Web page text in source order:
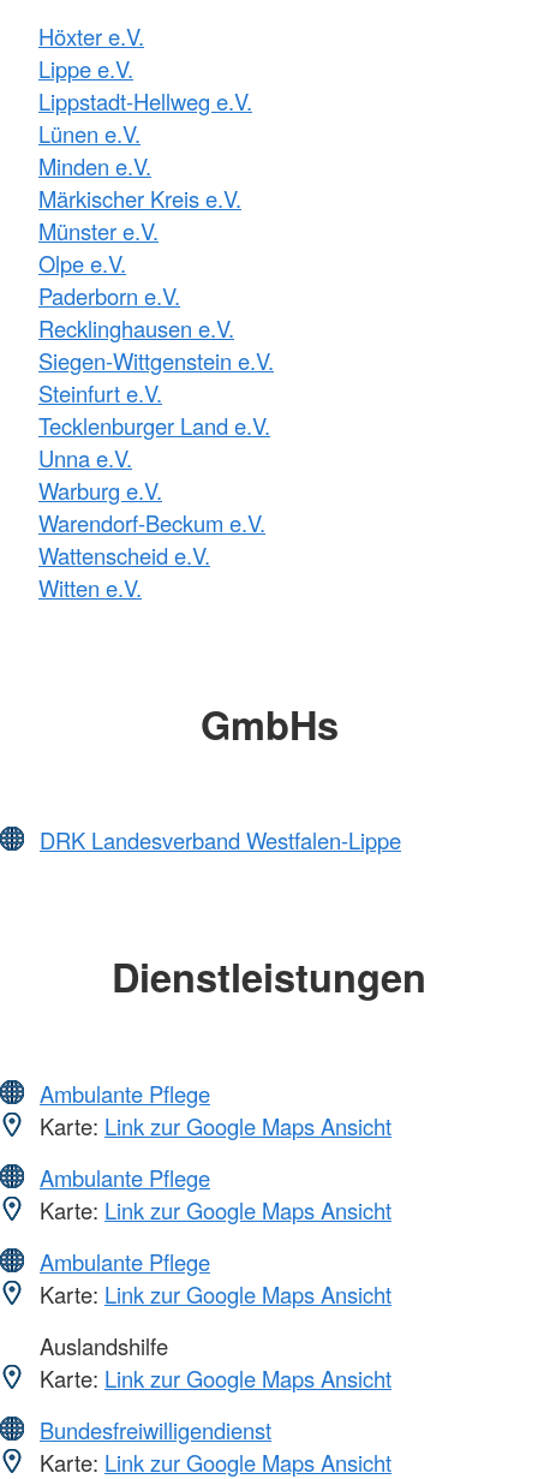
Höxter e.V.
Lippe e.V.
Lippstadt-Hellweg e.V.
Lünen e.V.
Minden e.V.
Märkischer Kreis e.V.
Münster e.V.
Olpe e.V.
Paderborn e.V.
Recklinghausen e.V.
Siegen-Wittgenstein e.V.
Steinfurt e.V.
Tecklenburger Land e.V.
Unna e.V.
Warburg e.V.
Warendorf-Beckum e.V.
Wattenscheid e.V.
Witten e.V.
GmbHs
DRK Landesverband Westfalen-Lippe
Dienstleistungen
Ambulante Pflege
Karte: Link zur Google Maps Ansicht
Ambulante Pflege
Karte: Link zur Google Maps Ansicht
Ambulante Pflege
Karte: Link zur Google Maps Ansicht
Auslandshilfe
Karte: Link zur Google Maps Ansicht
Bundesfreiwilligendienst
Karte: Link zur Google Maps Ansicht